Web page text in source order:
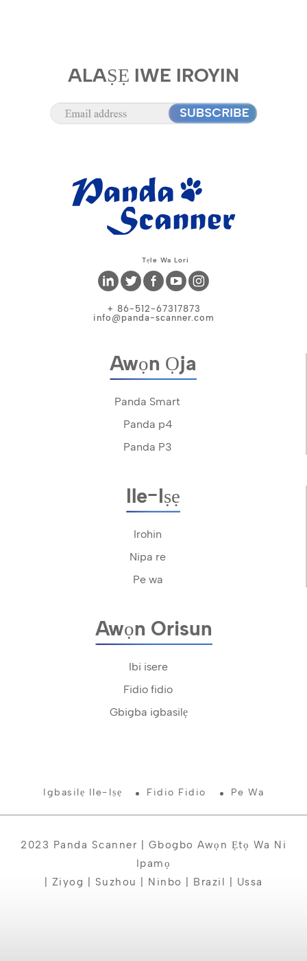
ALAṢẸ IWE IROYIN
Tẹle Wa Lori
+ 86-512-67317873
info@panda-scanner.com
Awọn Ọja
Panda Smart
Panda p4
Panda P3
Ile-Iṣẹ
Irohin
Nipa re
Pe wa
Awọn Orisun
Ibi isere
Fidio fidio
Gbigba igbasilẹ
Igbasilẹ Ile-Iṣẹ Fidio Fidio Pe Wa
2023 Panda Scanner | Gbogbo Awọn Ẹtọ Wa Ni
Ipamọ
| Ziyog | Suzhou | Ninbo | Brazil | Ussa